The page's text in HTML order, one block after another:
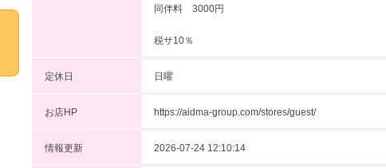
同伴料 3000円
税サ10％
定休日 日曜
お店HP https://aidma-group.com/stores/guest/
情報更新 2026-07-24 12:10:14